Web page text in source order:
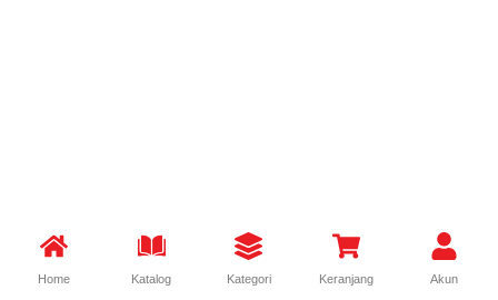
Home Katalog Kategori Keranjang Akun